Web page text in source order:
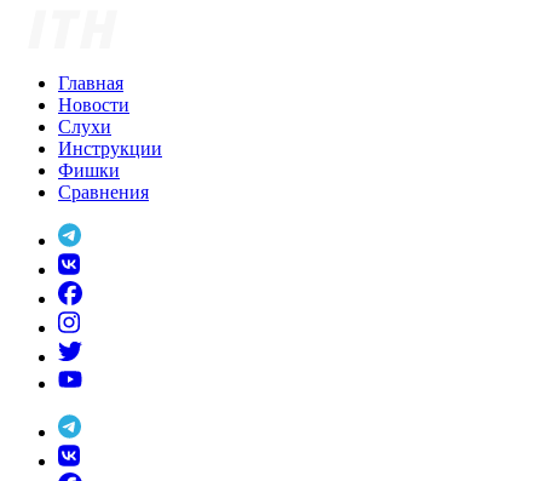
Главная
Новости
Слухи
Инструкции
Фишки
Сравнения